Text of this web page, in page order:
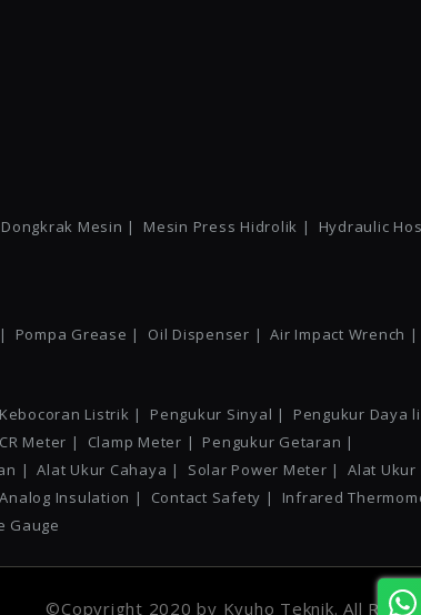
Dongkrak Mesin | Mesin Press Hidrolik |
Hydraulic
Pompa Grease | Oil Dispenser | Air Impact Wrench |
Listrik | Pengukur Sinyal |
Pengukur Daya
Meter | Clamp Meter |
Pengukur Getaran |
| Alat Ukur Cahaya | Solar Power Meter |
Alat Ukur
Analog Insulation | Contact Safety |
Infrared
Gauge
©Copyright 2020 by Kyuho Teknik. All